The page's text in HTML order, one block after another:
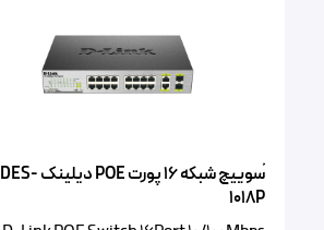
ًسوییچ شبکه ۱۶ پورت POE‌ دیلینک DES-
1018P